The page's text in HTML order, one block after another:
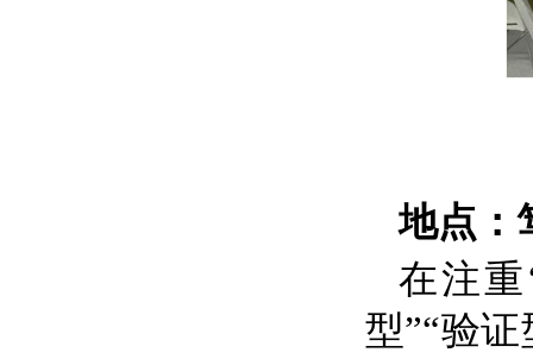
地点：
在注
型”“验